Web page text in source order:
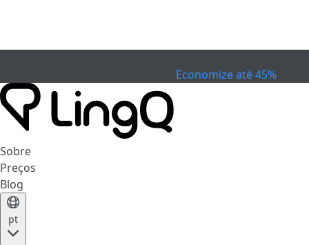
Economize até 45%
Sobre
Preços
Blog
pt